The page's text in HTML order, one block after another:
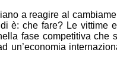
a reagire al
è: che fare? Le vittime
fase competitiva che
un’economia